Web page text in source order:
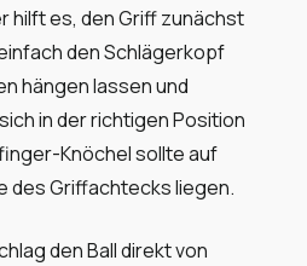
hilft es, den Griff zunächst
den Schlägerkopf
hängen lassen und
in der richtigen Position
Knöchel sollte auf
des Griffachtecks liegen.
den Ball direkt von